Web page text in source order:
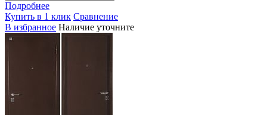
Подробнее
Купить в 1 клик Сравнение
В избранное Наличие уточните